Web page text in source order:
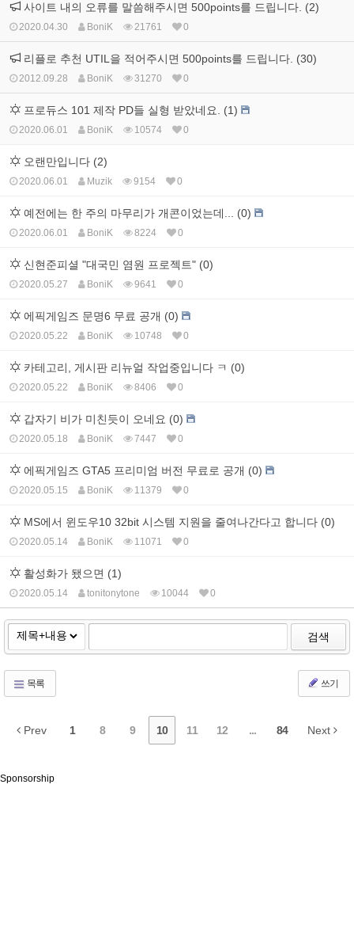
사이트 내의 오류를 말씀해주시면 500points를 드립니다. (2)
2020.04.30 BoniK 21761 0
리플로 추천 UTIL을 적어주시면 500points를 드립니다. (30)
2012.09.28 BoniK 31270 0
프로듀스 101 제작 PD들 실형 받았네요. (1)
2020.06.01 BoniK 10574 0
오랜만입니다 (2)
2020.06.01 Muzik 9154 0
예전에는 한 주의 마무리가 개콘이었는데... (0)
2020.06.01 BoniK 8224 0
신현준피셜 "대국민 염원 프로젝트" (0)
2020.05.27 BoniK 9641 0
에픽게임즈 문명6 무료 공개 (0)
2020.05.22 BoniK 10748 0
카테고리, 게시판 리뉴얼 작업중입니다 ㅋ (0)
2020.05.22 BoniK 8406 0
갑자기 비가 미친듯이 오네요 (0)
2020.05.18 BoniK 7447 0
에픽게임즈 GTA5 프리미엄 버전 무료로 공개 (0)
2020.05.15 BoniK 11379 0
MS에서 윈도우10 32bit 시스템 지원을 줄여나간다고 합니다 (0)
2020.05.14 BoniK 11071 0
활성화가 됐으면 (1)
2020.05.14 tonitonytone 10044 0
검색
목록 쓰기
Prev 1 8 9 10 11 12 ... 84 Next
Sponsorship